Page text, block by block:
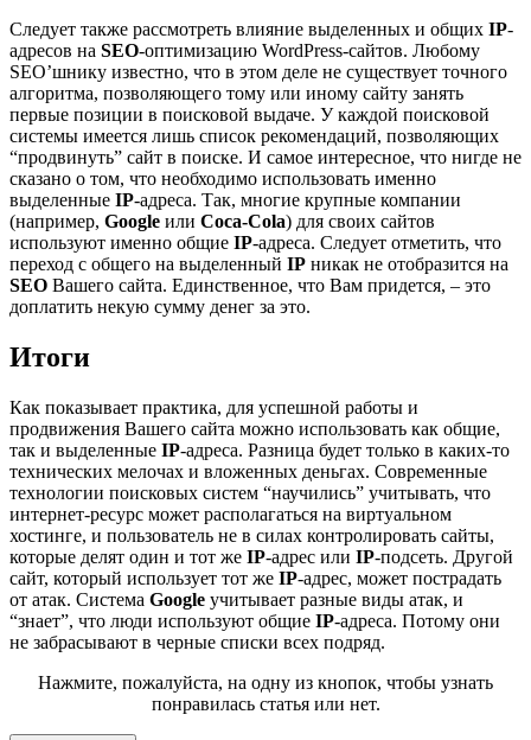
Следует также рассмотреть влияние выделенных и общих IP-
адресов на SEO-оптимизацию WordPress-сайтов. Любому
SEO’шнику известно, что в этом деле не существует точного
алгоритма, позволяющего тому или иному сайту занять
первые позиции в поисковой выдаче. У каждой поисковой
системы имеется лишь список рекомендаций, позволяющих
“продвинуть” сайт в поиске. И самое интересное, что нигде не
сказано о том, что необходимо использовать именно
выделенные IP-адреса. Так, многие крупные компании
(например, Google или Coca-Cola) для своих сайтов
используют именно общие IP-адреса. Следует отметить, что
переход с общего на выделенный IP никак не отобразится на
SEO Вашего сайта. Единственное, что Вам придется, – это
доплатить некую сумму денег за это.
Итоги
Как показывает практика, для успешной работы и
продвижения Вашего сайта можно использовать как общие,
так и выделенные IP-адреса. Разница будет только в каких-то
технических мелочах и вложенных деньгах. Современные
технологии поисковых систем “научились” учитывать, что
интернет-ресурс может располагаться на виртуальном
хостинге, и пользователь не в силах контролировать сайты,
которые делят один и тот же IP-адрес или IP-подсеть. Другой
сайт, который использует тот же IP-адрес, может пострадать
от атак. Система Google учитывает разные виды атак, и
“знает”, что люди используют общие IP-адреса. Потому они
не забрасывают в черные списки всех подряд.
Нажмите, пожалуйста, на одну из кнопок, чтобы узнать
понравилась статья или нет.